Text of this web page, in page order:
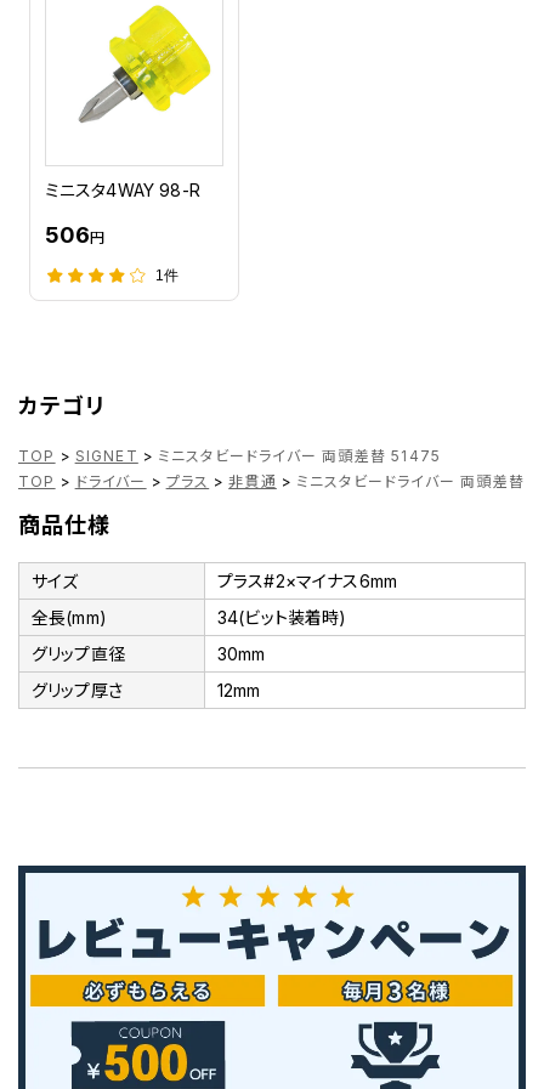
ミニスタ4WAY 98-R
506円
1件
カテゴリ
TOP > SIGNET > ミニスタビードライバー 両頭差替 51475
TOP > ドライバー > プラス > 非貫通 > ミニスタビードライバー 両頭差替
商品仕様
サイズ
プラス#2×マイナス6mm
全長(mm)
34(ビット装着時)
グリップ直径
30mm
グリップ厚さ
12mm